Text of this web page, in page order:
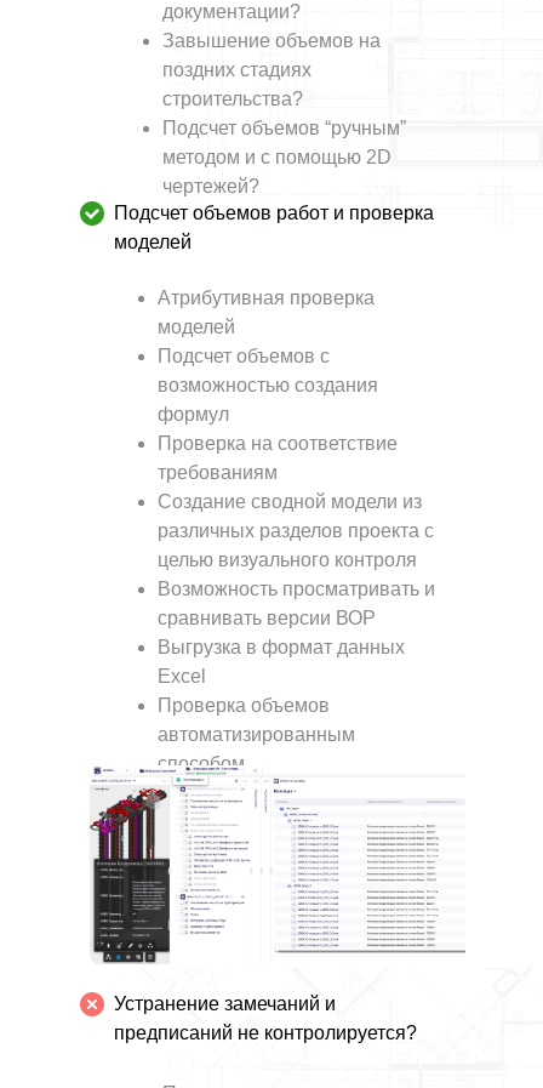
документации?
Завышение объемов на
поздних стадиях
строительства?
Подсчет объемов “ручным”
методом и с помощью 2D
чертежей?
Подсчет объемов работ и проверка
моделей
Атрибутивная проверка
моделей
Подсчет объемов с
возможностью создания
формул
Проверка на соответствие
требованиям
Создание сводной модели из
различных разделов проекта с
целью визуального контроля
Возможность просматривать и
сравнивать версии ВОР
Выгрузка в формат данных
Excel
Проверка объемов
автоматизированным
способом
Устранение замечаний и
предписаний не контролируется?